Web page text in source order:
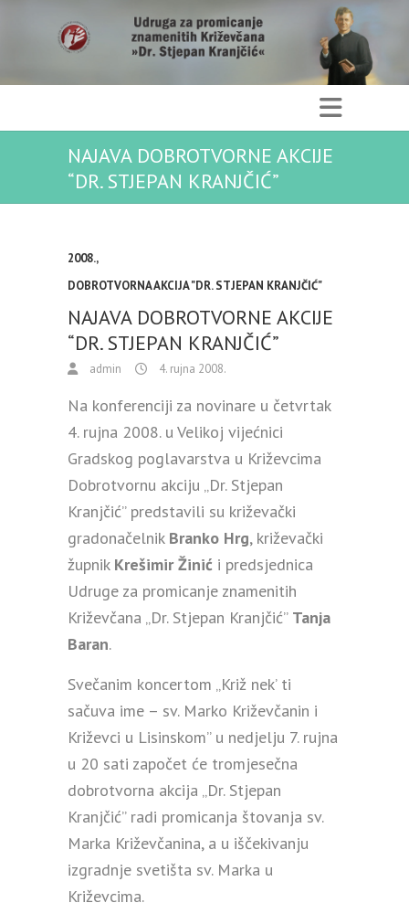
NAJAVA DOBROTVORNE AKCIJE
“DR. STJEPAN KRANJČIĆ”
2008.,
DOBROTVORNA AKCIJA "DR. STJEPAN KRANJČIĆ"
NAJAVA DOBROTVORNE AKCIJE
“DR. STJEPAN KRANJČIĆ”
admin 4. rujna 2008.
Na konferenciji za novinare u četvrtak
4. rujna 2008. u Velikoj vijećnici
Gradskog poglavarstva u Križevcima
Dobrotvornu akciju „Dr. Stjepan
Kranjčić” predstavili su križevački
gradonačelnik Branko Hrg, križevački
župnik Krešimir Žinić i predsjednica
Udruge za promicanje znamenitih
Križevčana „Dr. Stjepan Kranjčić” Tanja
Baran.
Svečanim koncertom „Križ nek’ ti
sačuva ime – sv. Marko Križevčanin i
Križevci u Lisinskom” u nedjelju 7. rujna
u 20 sati započet će tromjesečna
dobrotvorna akcija „Dr. Stjepan
Kranjčić” radi promicanja štovanja sv.
Marka Križevčanina, a u iščekivanju
izgradnje svetišta sv. Marka u
Križevcima.